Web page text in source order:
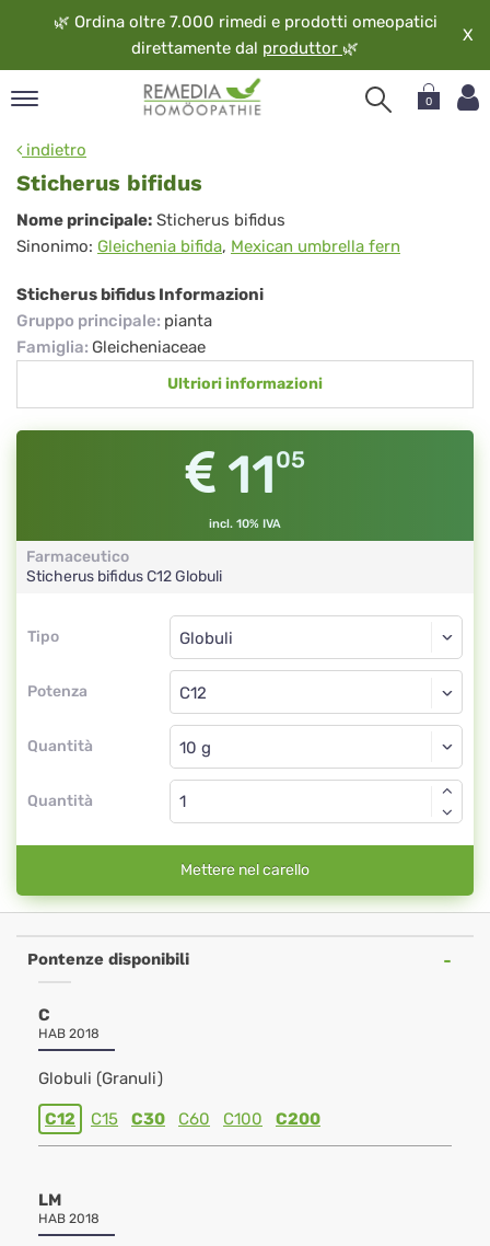
🌿 Ordina oltre 7.000 rimedi e prodotti omeopatici
direttamente dal produttor 🌿
X
0
indietro
Sticherus bifidus
Sticherus
bifidus
Nome principale: Sticherus bifidus
Sinonimo: Gleichenia bifida, Mexican umbrella fern
Sticherus bifidus Informazioni
Gruppo principale: pianta
Famiglia: Gleicheniaceae
Ultriori informazioni
1105
incl. 10% IVA
Farmaceutico
Sticherus bifidusC12Globuli
Tipo
Tipo
Potenza
Globuli
C12
Quantità
Globuli
Quantità
Mettere nel carello
Pontenze disponibili
C
HAB 2018
Globuli (Granuli)
C12 C15 C30 C60 C100 C200
LM
HAB 2018